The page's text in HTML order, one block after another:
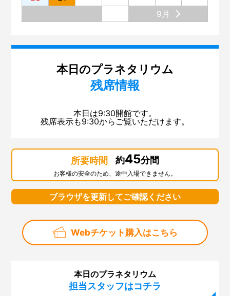
9月
本日のプラネタリウム
残席情報
本日は9:30開館です。
残席表示も9:30からご覧いただけます。
所要時間 約45分間
お客様の安全のため、途中入場できません。
ブラウザを更新してご確認ください
Webチケット購入はこちら
本日のプラネタリウム
担当スタッフはコチラ